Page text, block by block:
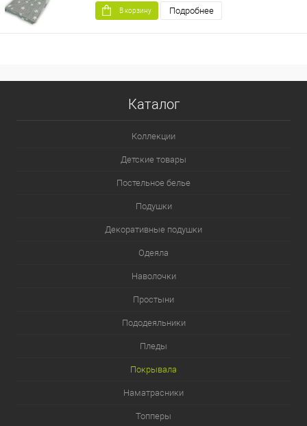
В корзину Подробнее
Каталог
Коллекции
Детские товары
Постельное белье
Подушки
Декоративные подушки
Одеяла
Наволочки
Простыни
Пододеяльники
Пледы
Покрывала
Наматрасники
Топперы